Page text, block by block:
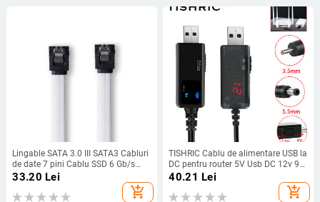
Lingable SATA 3.0 III SATA3 Cabluri
de date 7 pini Cablu SSD 6 Gb/s
Unitate HDD Hard Disk Cabo
Manșon de nailon Negru Albastru
Roșu Alb Verde
33.20 Lei
add_shopping_cart
TISHRIC Cablu de alimentare USB la
DC pentru router 5V Usb DC 12v 9V
Adaptor Cablu de alimentare Mufă
conector Jack 2,1x5,5mm prin
Powerbank
40.21 Lei
add_shopping_cart